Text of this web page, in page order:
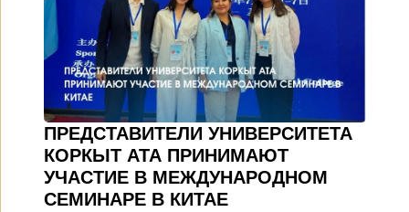
ПРЕДСТАВИТЕЛИ УНИВЕРСИТЕТА
КОРКЫТ АТА ПРИНИМАЮТ
УЧАСТИЕ В МЕЖДУНАРОДНОМ
СЕМИНАРЕ В КИТАЕ